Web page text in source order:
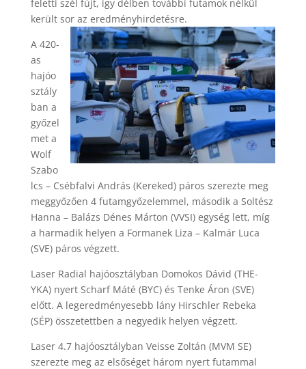
feletti szél fújt, így délben további futamok nélkül
került sor az eredményhirdetésre.
A 420-
as
hajóo
sztály
ban a
győzel
met a
Wolf
Szabo
lcs – Csébfalvi András (Kereked) páros szerezte meg
meggyőzően 4 futamgyőzelemmel, második a Soltész
Hanna – Balázs Dénes Márton (VVSI) egység lett, míg
a harmadik helyen a Formanek Liza – Kalmár Luca
(SVE) páros végzett.
Laser Radial hajóosztályban Domokos Dávid (THE-
YKA) nyert Scharf Máté (BYC) és Tenke Áron (SVE)
előtt. A legeredményesebb lány Hirschler Rebeka
(SÉP) összetettben a negyedik helyen végzett.
Laser 4.7 hajóosztályban Veisse Zoltán (MVM SE)
szerezte meg az elsőséget három nyert futammal